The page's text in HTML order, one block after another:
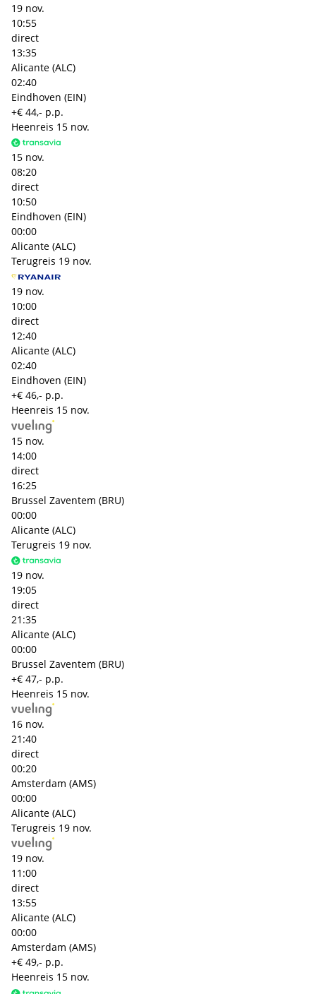
19 nov.
10:55
direct
13:35
Alicante (ALC)
02:40
Eindhoven (EIN)
+€ 44,- p.p.
Heenreis 15 nov.
15 nov.
08:20
direct
10:50
Eindhoven (EIN)
00:00
Alicante (ALC)
Terugreis 19 nov.
19 nov.
10:00
direct
12:40
Alicante (ALC)
02:40
Eindhoven (EIN)
+€ 46,- p.p.
Heenreis 15 nov.
15 nov.
14:00
direct
16:25
Brussel Zaventem (BRU)
00:00
Alicante (ALC)
Terugreis 19 nov.
19 nov.
19:05
direct
21:35
Alicante (ALC)
00:00
Brussel Zaventem (BRU)
+€ 47,- p.p.
Heenreis 15 nov.
16 nov.
21:40
direct
00:20
Amsterdam (AMS)
00:00
Alicante (ALC)
Terugreis 19 nov.
19 nov.
11:00
direct
13:55
Alicante (ALC)
00:00
Amsterdam (AMS)
+€ 49,- p.p.
Heenreis 15 nov.